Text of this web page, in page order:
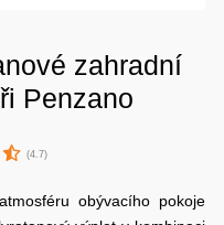
zahradní
Penzano
(4.7)
obývacího pokoje